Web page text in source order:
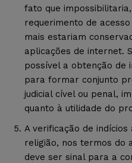
fato que
requerimento de
mais estariam
aplicações de internet.
possível a obtenção de
para formar conjunto
judicial cível ou penal,
quanto à utilidade do
A verificação de
religião, nos termos do
deve ser sinal para a